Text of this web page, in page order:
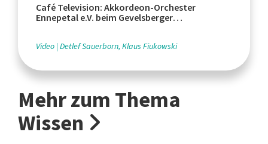
Café Television: Akkordeon-Orchester
Ennepetal e.V. beim Gevelsberger
Video Detlef Sauerborn, Klaus Fiukowski
Mehr zum Thema
Wissen